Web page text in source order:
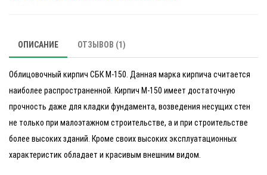
ОПИСАНИЕ ОТЗЫВОВ (1)
Облицовочный кирпич СБК М-150. Данная марка кирпича считается
наиболее распространенной. Кирпич М-150 имеет достаточную
прочность даже для кладки фундамента, возведения несущих стен
не только при малоэтажном строительстве, а и при строительстве
более высоких зданий. Кроме своих высоких эксплуатационных
характеристик обладает и красивым внешним видом.